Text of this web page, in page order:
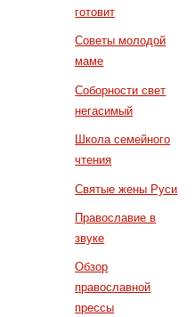
готовит
Советы молодой
маме
Соборности свет
негасимый
Школа семейного
чтения
Святые жены Руси
Православие в
звуке
Обзор
православной
прессы